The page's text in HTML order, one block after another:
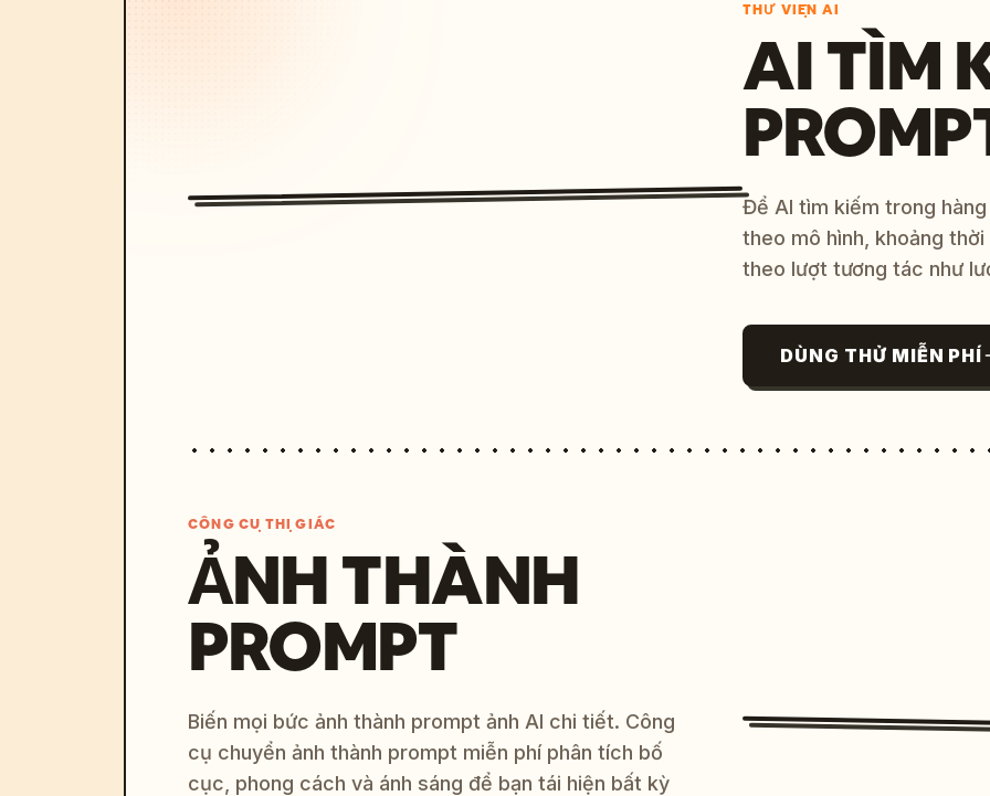
THƯ VIỆN AI
AI TÌM
Để AI tìm kiếm trong
theo mô hình, khoảng
theo lượt tương tác như
DÙNG THỬ MIỄN PHÍ
CÔNG CỤ THỊ GIÁC
ẢNH THÀNH
PROMPT
Biến mọi bức ảnh thành prompt ảnh AI chi tiết. Công
cụ chuyển ảnh thành prompt miễn phí phân tích bố
cục, phong cách và ánh sáng để bạn tái hiện bất kỳ